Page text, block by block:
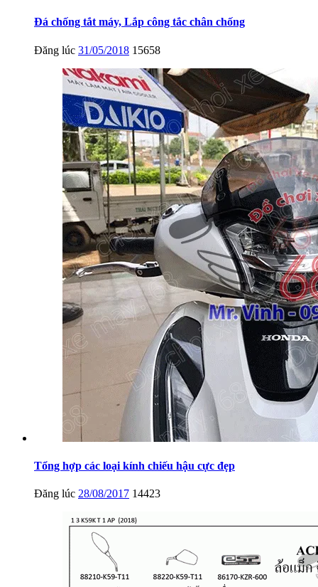
Đá chống tắt máy, Lắp công tắc chân chống
Đăng lúc 31/05/2018 15658
Tổng hợp các loại kính chiếu hậu cực đẹp
Đăng lúc 28/08/2017 14423